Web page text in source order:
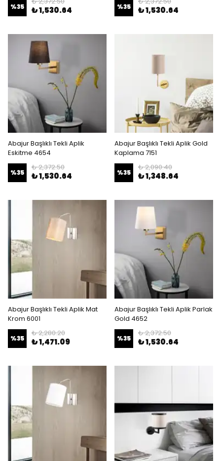
%35 ₺ 1,530.64 %35 ₺ 1,530.64
Abajur Başlıklı Tekli Aplik
Eskitme 4654
%35
₺ 2,372.50
₺ 1,530.64
Abajur Başlıklı Tekli Aplik Gold
Kaplama 7151
%35
₺ 2,090.40
₺ 1,348.64
Abajur Başlıklı Tekli Aplik Mat
Krom 6001
%35
₺ 2,280.20
₺ 1,471.09
Abajur Başlıklı Tekli Aplik Parlak
Gold 4652
%35
₺ 2,372.50
₺ 1,530.64